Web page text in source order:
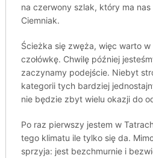
na czerwony szlak, który ma
Ciemniak.
Ścieżka się zwęża, więc warto
czołówkę. Chwilę później
zaczynamy podejście. Niebyt
kategorii tych bardziej
nie będzie zbyt wielu okazji do
Po raz pierwszy jestem w
tego klimatu ile tylko się da.
sprzyja: jest bezchmurnie i